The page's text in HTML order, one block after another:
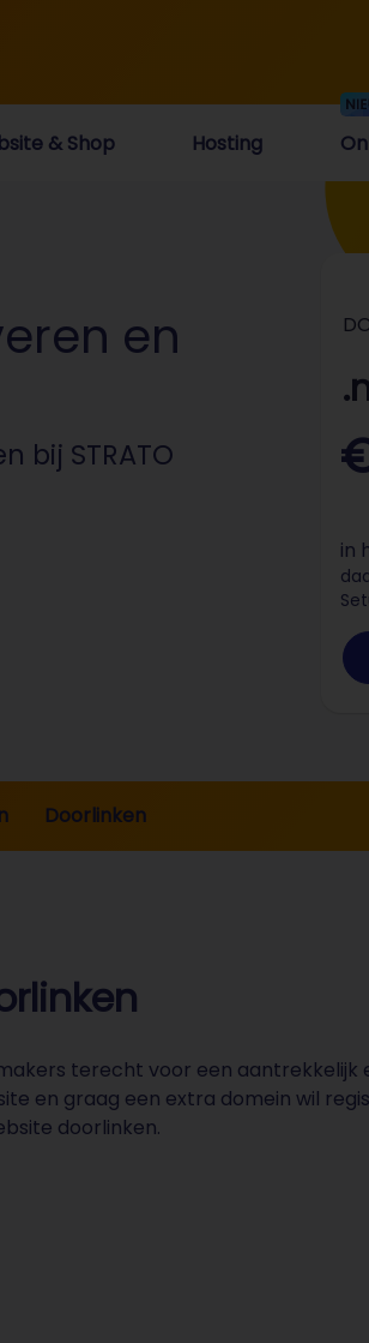
& Shop Hosting
en
bij STRATO
in
Doorlinken
terecht voor een aantrekkelijk
en graag een extra domein wil
doorlinken.